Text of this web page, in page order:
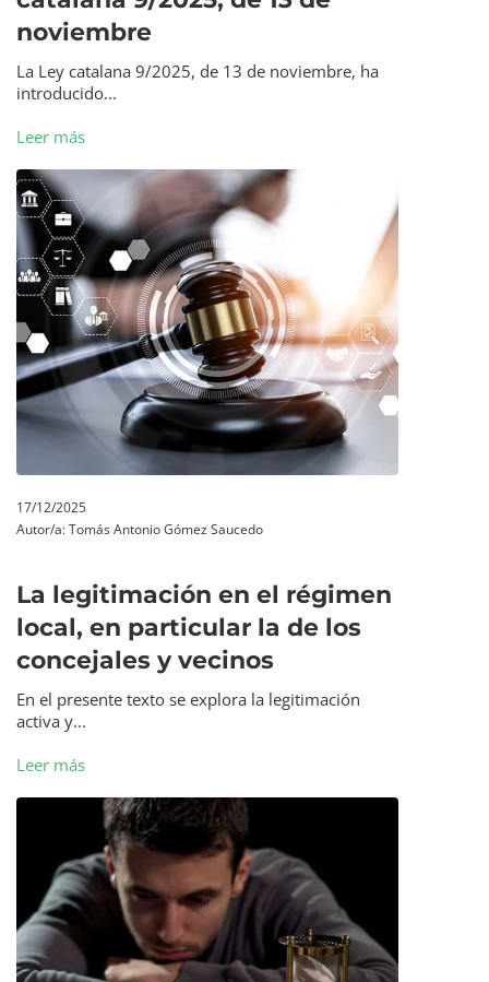
noviembre
La Ley catalana 9/2025, de 13 de noviembre, ha
introducido...
Leer más
17/12/2025
Autor/a:Tomás Antonio Gómez Saucedo
La legitimación en el régimen
local, en particular la de los
concejales y vecinos
En el presente texto se explora la legitimación
activa y...
Leer más